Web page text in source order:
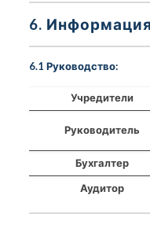
6.
6.1 Руководство:
Учредители
Руководитель
Бухгалтер
Аудитор